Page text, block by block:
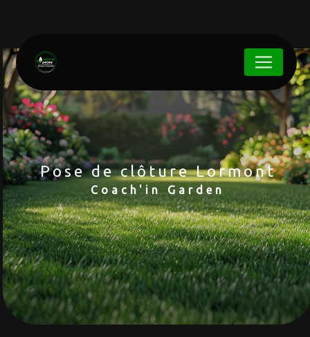
Pose de clôture Lormont
Coach'in Garden